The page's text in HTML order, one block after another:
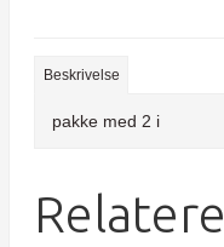
Beskrivelse
pakke med 2 i